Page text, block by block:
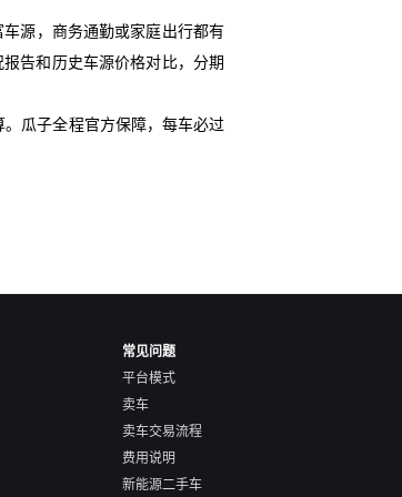
源，商务通勤或家庭出行都有
告和历史车源价格对比，分期
瓜子全程官方保障，每车必过
常见问题
平台模式
卖车
卖车交易流程
费用说明
新能源二手车